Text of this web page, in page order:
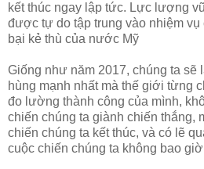
kết thúc ngay lập tức. Lực lượng
được tự do tập trung vào nhiệm vụ
bại kẻ thù của nước Mỹ
Giống như năm 2017, chúng ta sẽ
hùng mạnh nhất mà thế giới từng
đo lường thành công của mình,
chiến chúng ta giành chiến thắng,
chiến chúng ta kết thúc, và có lẽ
cuộc chiến chúng ta không bao